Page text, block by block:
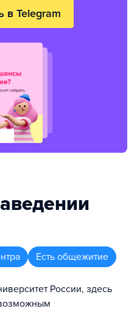
в Telegram
Есть общежитие
России, здесь